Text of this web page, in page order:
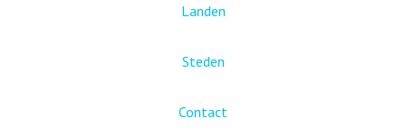
Landen
Steden
Contact